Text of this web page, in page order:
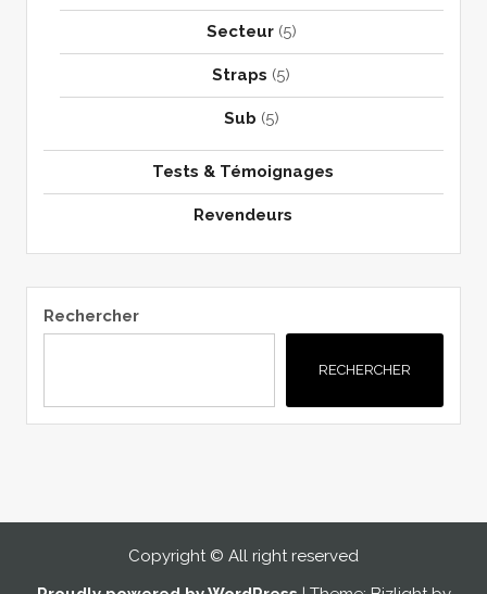
Secteur(5)
Straps (5)
Sub (5)
Tests & Témoignages
Revendeurs
Rechercher
RECHERCHER
Copyright © All right reserved